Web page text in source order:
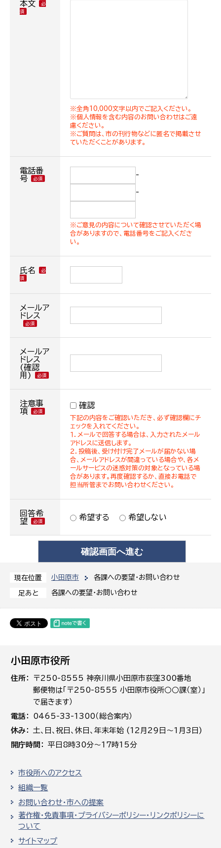
現在位置 小田原市 各課への要望・お問い合わせ
足あと 各課への要望・お問い合わせ
本文
※全角10,000文字以内でご記入ください。
※個人情報を含む内容のお問い合わせはご遠
慮ください。
※ご質問は、市の刊行物などに匿名で掲載させ
ていただくことがあります。
電話番
号
-
-
※ご意見の内容について確認させていただく場
合がありますので、電話番号をご記入くださ
い。
氏名
メールア
ドレス
メールア
ドレス
(確認
用)
注意事
項
確認
下記の内容をご確認いただき、必ず確認欄にチ
ェックを入れてください。
１．メールで回答する場合は、入力されたメール
アドレスに送信します。
２．投稿後、受け付け完了メールが届かない場
合、メールアドレスが間違っている場合や、各メ
ールサービスの迷惑対策の対象となっている場
合があります。再度確認するか、直接お電話で
担当所管までお問い合わせください。
回答希
望
希望する 希望しない
小田原市役所
住所
〒250-8555 神奈川県小田原市荻窪300番地
郵便物は「〒250-8555 小田原市役所○○課（室）」
で届きます）
電話
0465-33-1300（総合案内）
休み
土､日､祝日、休日、年末年始 (12月29日～1月3日)
開庁時間
平日8時30分～17時15分
市役所へのアクセス
組織一覧
お問い合わせ・市への提案
著作権・免責事項・プライバシーポリシー・リンクポリシーに
ついて
サイトマップ